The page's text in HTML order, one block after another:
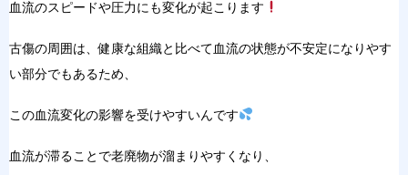
血流のスピードや圧力にも変化が起こります
古傷の周囲は、健康な組織と 比べて血流の状態が不安定になりやす
い部分でもあるため、
この血流変化の影響を受けやすいんです
血流が滞ることで老廃物が溜まりやすくなり、